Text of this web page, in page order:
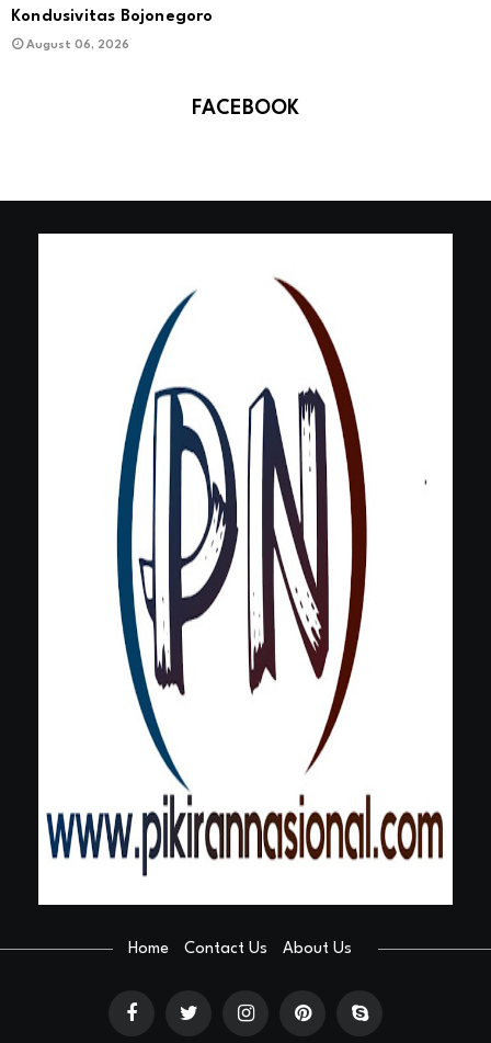
Kondusivitas Bojonegoro
August 06, 2026
FACEBOOK
Home Contact Us About Us